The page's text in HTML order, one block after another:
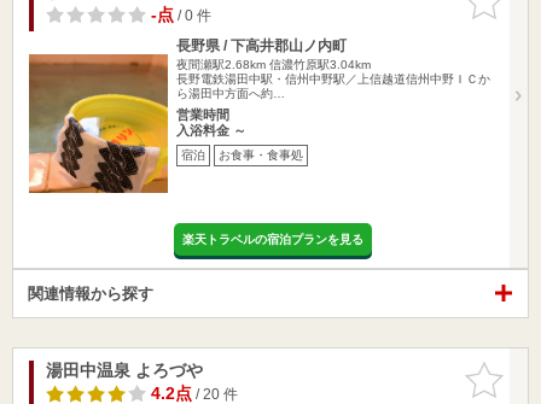
りに追加
-点/ 0 件
長野県 / 下高井郡山ノ内町
夜間瀬駅2.68km 信濃竹原駅3.04km
長野電鉄湯田中駅・信州中野駅／上信越道信州中野ＩＣか
ら湯田中方面へ約…
営業時間
入浴料金 ～
宿泊 お食事・食事処
楽天トラベルの宿泊プランを見る
関連情報から探す
お気に入
りに追加
湯田中温泉 よろづや
4.2点/ 20 件